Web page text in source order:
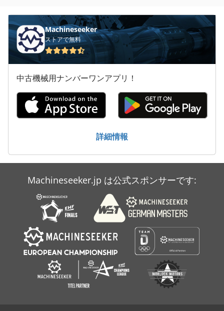
Claas Lexion 405
Claas Lexion 440
Claas Lexion 540
Claas Rollant 250 Rc
Claas Rollant 355 Rc
Claas Variant 385 Rc
Claas Volto 670
Claas Volto 870
Machineseeker
ストアで無料
中古機械用ナンバーワンアプリ！
詳細情報
Machineseeker.jp は公式スポンサーです: